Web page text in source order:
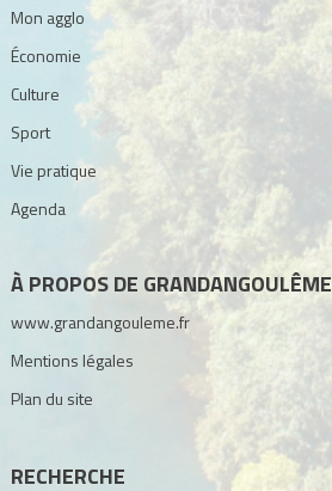
Mon agglo
Économie
Culture
Sport
Vie pratique
Agenda
À PROPOS DE GRANDANGOULÊME
www.grandangouleme.fr
Mentions légales
Plan du site
RECHERCHE